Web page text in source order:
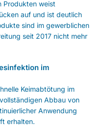
Produkten weist
auf und ist deutlich
sind im gewerblichen
seit 2017 nicht mehr
im
Keimabtötung im
Abbau von
Anwendung
erhalten.